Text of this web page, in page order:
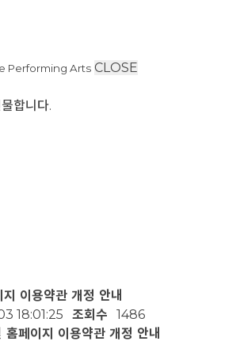
Performing Arts CLOSE
합니다.
이용약관 개정 안내
18:01:25 조회수
1486
페이지 이용약관 개정 안내